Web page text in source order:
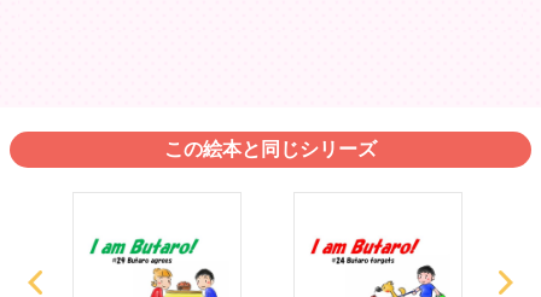
この絵本と同じシリーズ